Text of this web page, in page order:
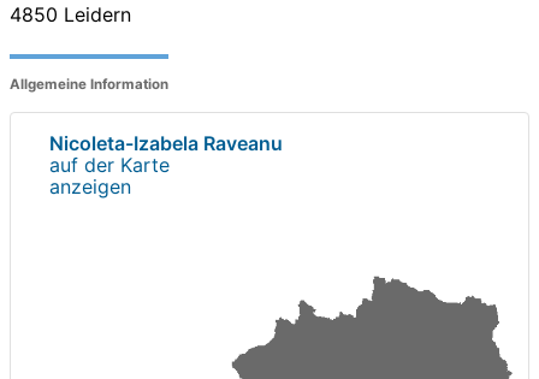
4850 Leidern
Allgemeine Information
Nicoleta-Izabela Raveanu
auf der Karte
anzeigen